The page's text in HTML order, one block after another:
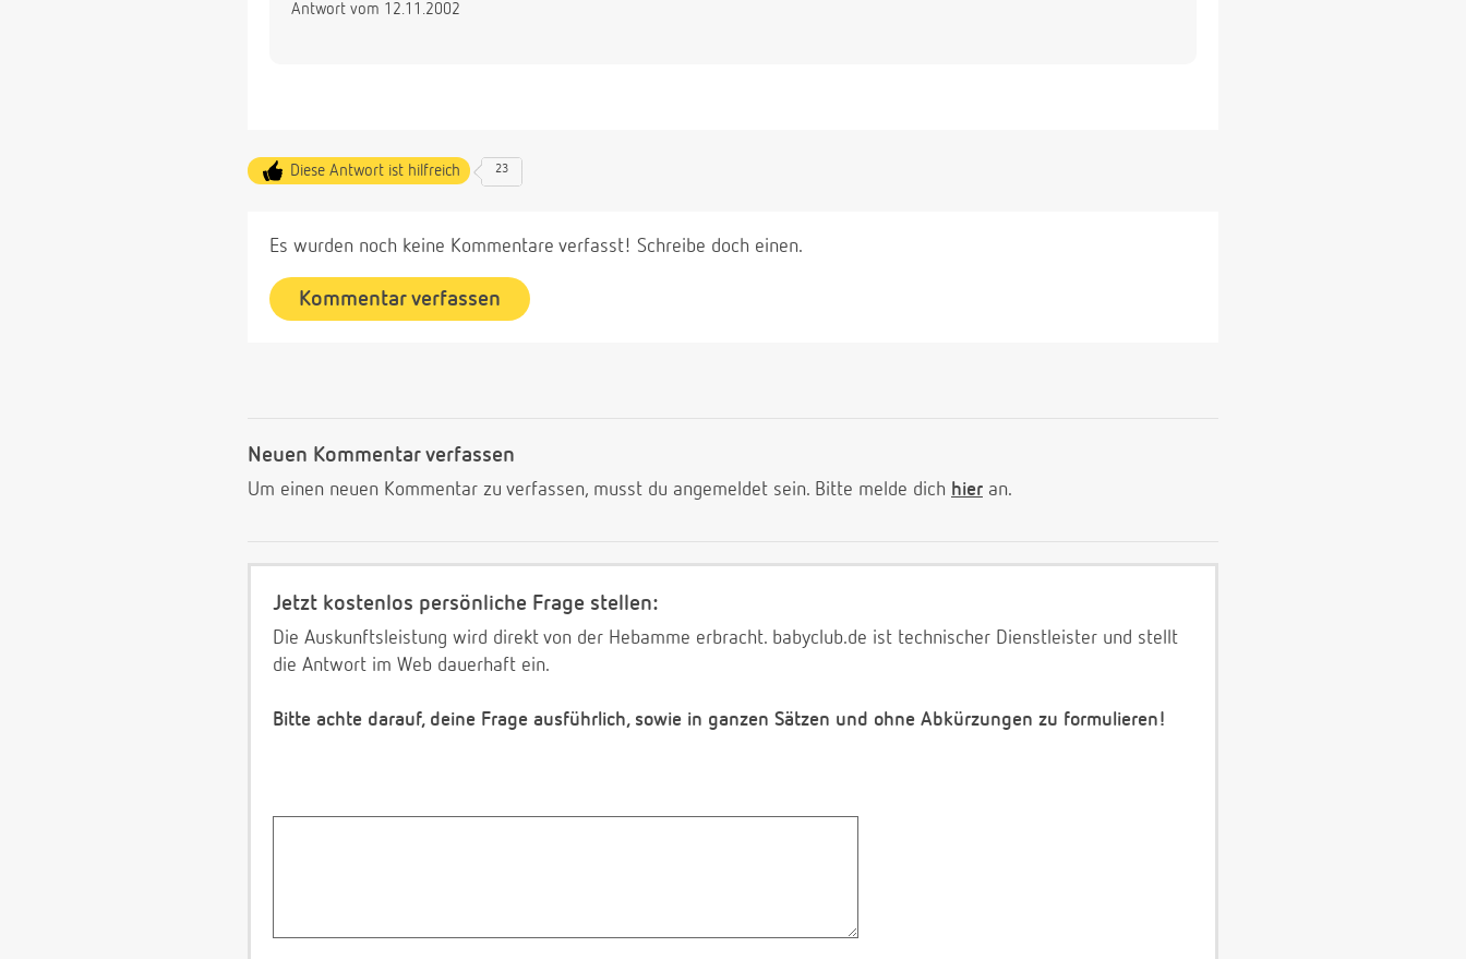
Antwort vom 12.11.2002
Diese Antwort ist hilfreich 23
Es wurden noch keine Kommentare verfasst! Schreibe doch einen.
Kommentar verfassen
Neuen Kommentar verfassen
Um einen neuen Kommentar zu verfassen, musst du angemeldet sein. Bitte melde dich hier an.
Jetzt kostenlos persönliche Frage stellen:
Die Auskunftsleistung wird direkt von der Hebamme erbracht. babyclub.de ist technischer Dienstleister und stellt
die Antwort im Web dauerhaft ein.
Bitte achte darauf, deine Frage ausführlich, sowie in ganzen Sätzen und ohne Abkürzungen zu formulieren!